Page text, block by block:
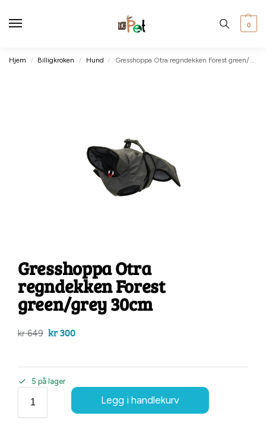
0
Hjem / Billigkroken / Hund / Gresshoppa Otra regndekken Forest green/grey 30cm
Gresshoppa Otra
regndekken Forest
green/grey 30cm
kr649 kr300
5 på lager
Legg i handlekurv